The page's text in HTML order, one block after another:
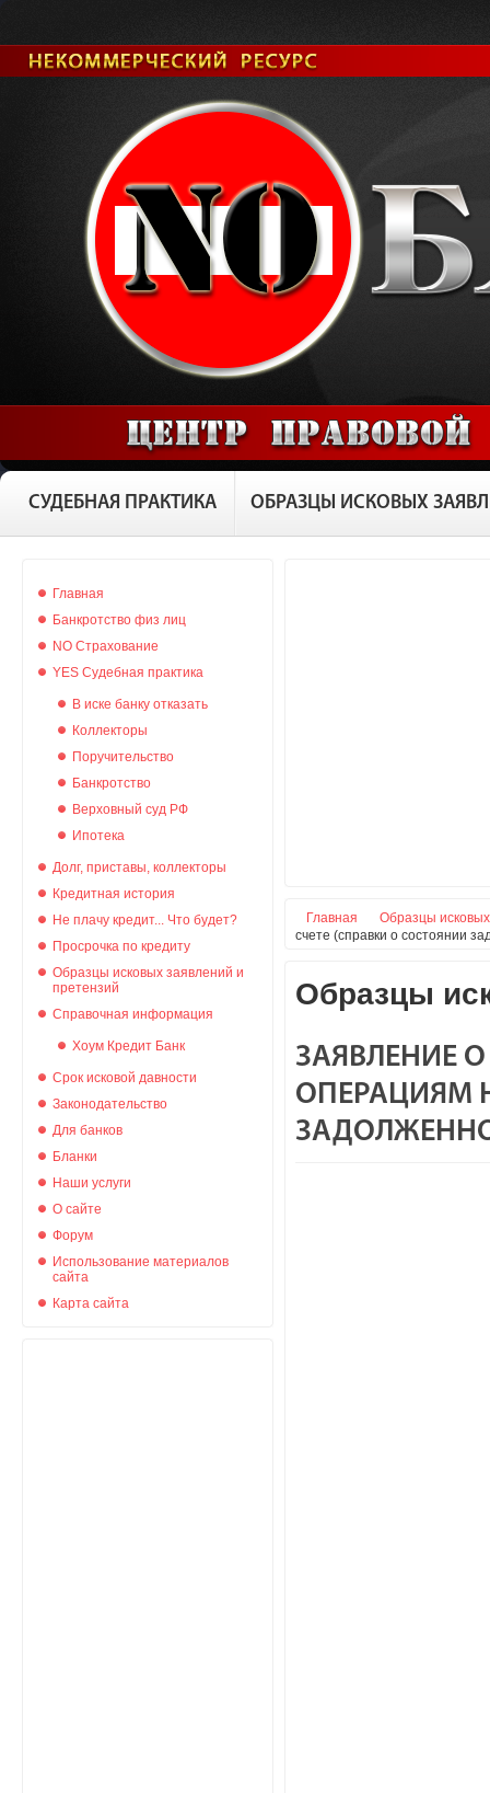
СУДЕБНАЯ ПРАКТИКА ОБРАЗЦЫ ИСКОВЫХ
Главная
Банкротство физ лиц
NO Страхование
YES Судебная практика
В иске банку отказать
Коллекторы
Поручительство
Банкротство
Верховный суд РФ
Ипотека
Долг, приставы, коллекторы
Кредитная история
Не плачу кредит... Что будет?
Просрочка по кредиту
Образцы исковых заявлений и
претензий
Справочная информация
Хоум Кредит Банк
Срок исковой давности
Законодательство
Для банков
Бланки
Наши услуги
О сайте
Форум
Использование материалов
сайта
Карта сайта
Главная
Образцы
счете (справки о состоянии
Образцы
ЗАЯВЛЕНИЕ
ОПЕРАЦИЯМ